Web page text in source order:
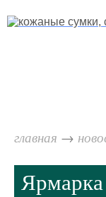
главная →